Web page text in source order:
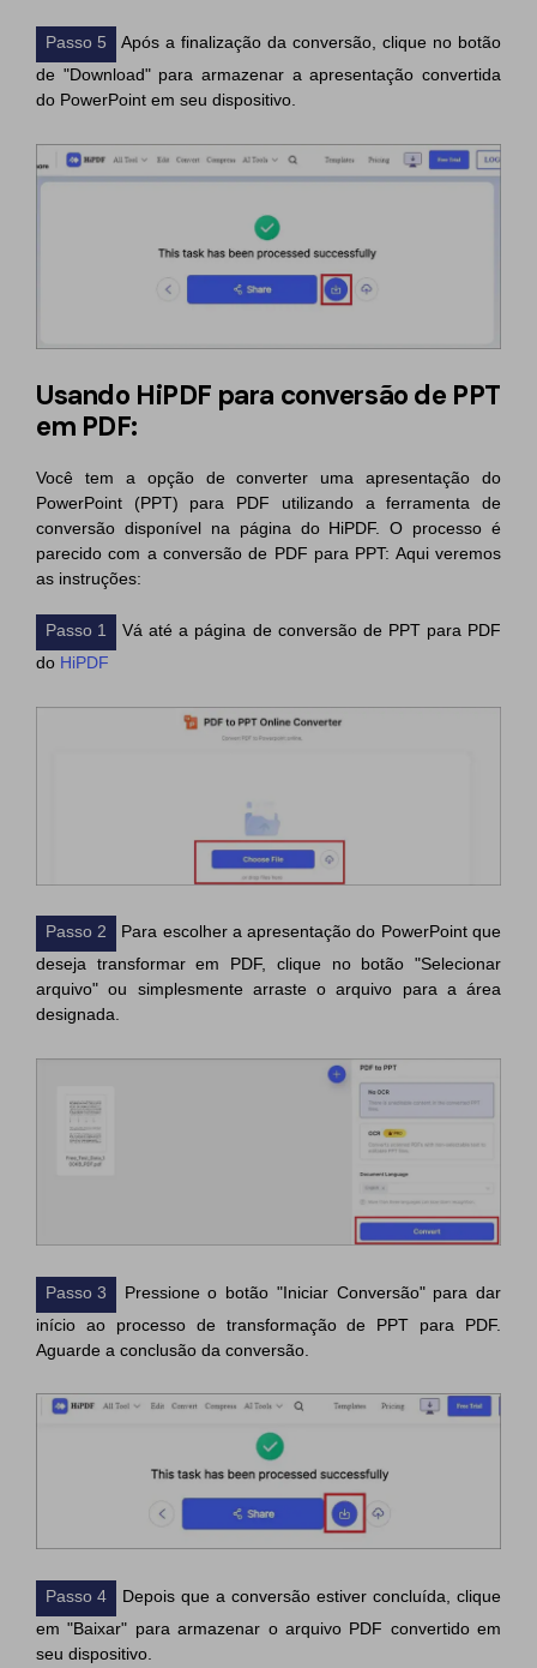
Passo 5
Após a finalização da conversão, clique no botão
de "Download" para armazenar a apresentação convertida
do PowerPoint em seu dispositivo.
Usando HiPDF para conversão de PPT
em PDF:
Você tem a opção de converter uma apresentação do
PowerPoint (PPT) para PDF utilizando a ferramenta de
conversão disponível na página do HiPDF. O processo é
parecido com a conversão de PDF para PPT: Aqui veremos
as instruções:
Passo 1
Vá até a página de conversão de PPT para PDF
do HiPDF
Passo 2
Para escolher a apresentação do PowerPoint que
deseja transformar em PDF, clique no botão "Selecionar
arquivo" ou simplesmente arraste o arquivo para a área
designada.
Passo 3
Pressione o botão "Iniciar Conversão" para dar
início ao processo de transformação de PPT para PDF.
Aguarde a conclusão da conversão.
Passo 4
Depois que a conversão estiver concluída, clique
em "Baixar" para armazenar o arquivo PDF convertido em
seu dispositivo.